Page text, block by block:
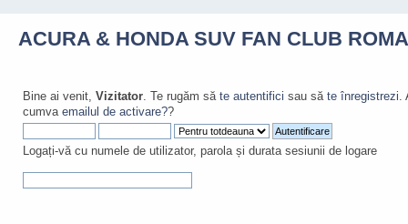
ACURA & HONDA SUV FAN CLUB
Bine ai venit, Vizitator. Te rugăm să te autentifici sau să te înregistrezi.
cumva emailul de activare??
Logați-vă cu numele de utilizator, parola și durata sesiunii de logare